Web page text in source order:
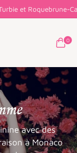
et Roquebrune-
0
avec des
à Monaco